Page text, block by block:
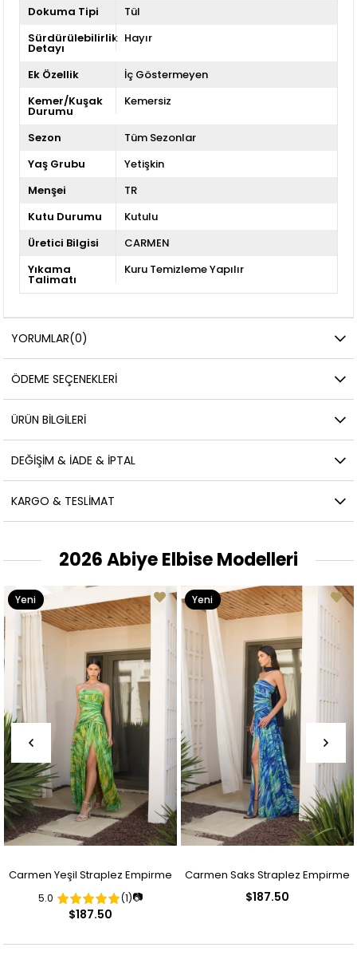
Dokuma Tipi
Tül
Sürdürülebilirlik
Detayı
Hayır
Ek Özellik
İç Göstermeyen
Kemer/Kuşak
Durumu
Kemersiz
Sezon
Tüm Sezonlar
Yaş Grubu
Yetişkin
Menşei
TR
Kutu Durumu
Kutulu
Üretici Bilgisi
CARMEN
Yıkama
Talimatı
Kuru Temizleme Yapılır
YORUMLAR(0)
ÖDEME SEÇENEKLERI
ÜRÜN BILGILERI
DEĞIŞIM & İADE & İPTAL
KARGO & TESLIMAT
2026 Abiye Elbise Modelleri
Carmen Yeşil Straplez Empirme
Desenli Abiye Elbise
5.0 (1)📷
$187.50
Yeni
Ürün
Carmen Saks Straplez Empirme
$187.50
Yeni
Ürün